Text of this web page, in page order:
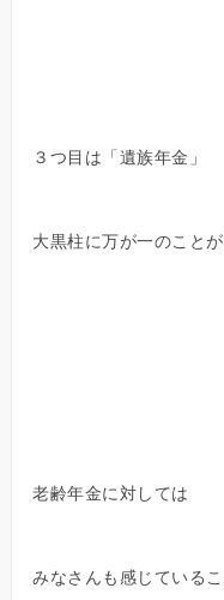
３つ目は「遺族年金」
大黒柱に万が一のこと
老齢年金に対しては
みなさんも感じている